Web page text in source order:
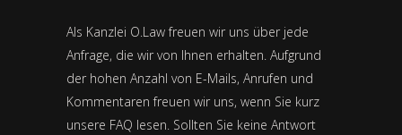
Als Kanzlei O.Law freuen wir uns über jede
Anfrage, die wir von Ihnen erhalten. Aufgrund
der hohen Anzahl von E-Mails, Anrufen und
Kommentaren freuen wir uns, wenn Sie kurz
unsere FAQ lesen. Sollten Sie keine Antwort